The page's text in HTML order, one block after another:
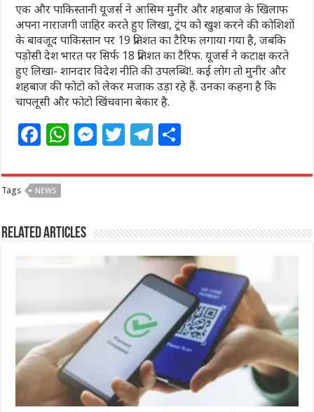
एक और पाकिस्तानी यूजर्स ने आसिम मुनीर और शहबाज के खिलाफ
अपना नाराजगी जाहिर करते हुए लिखा, ट्रंप को खुश करने की कोशिशों
के बावजूद पाकिस्तान पर 19 प्रतिशत का टैरिफ लगाया गया है, जबकि
पड़ोसी देश भारत पर सिर्फ 18 प्रतिशत का टैरिफ. यूजर्स ने कटाक्ष करते
हुए लिखा- शानदार विदेश नीति की उपलब्धि!. कई लोग तो मुनीर और
शहबाज की फोटो को लेकर मजाक उड़ा रहे हैं. उनका कहना है कि
चापलूसी और फोटो खिंचवाना बेकार है.
F
c
e
b
o
W
at
A
p
M
ss
n
g
e
T
itt
r
T
e
ra
m
ar
Tags NEWS
Related Articles